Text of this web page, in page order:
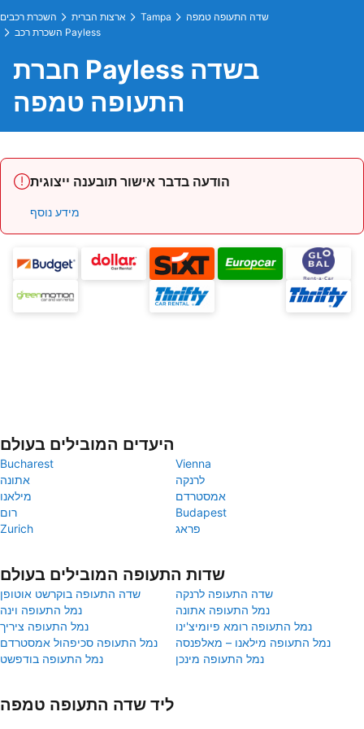
השכרת רכבים ארצות הברית Tampa
שדה התעופה טמפה
השכרת רכב Payless
חברת Payless בשדה
התעופה טמפה
הודעה בדבר אישור תובענה ייצוגית
מידע נוסף
היעדים המובילים בעולם
Bucharest
Vienna
אתונה
לרנקה
מילאנו
אמסטרדם
רום
Budapest
Zurich
פראג
שדות התעופה המובילים בעולם
שדה התעופה בוקרשט אוטופן
שדה התעופה לרנקה
נמל התעופה וינה
נמל התעופה אתונה
נמל התעופה ציריך
נמל התעופה רומא פיומיצ'ינו
נמל התעופה סכיפהול אמסטרדם
נמל התעופה מילאנו – מאלפנסה
נמל התעופה בודפשט
נמל התעופה מינכן
ליד שדה התעופה טמפה